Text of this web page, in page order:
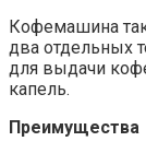
Кофемашина
два отдельных
для выдачи
капель.
Преимущества